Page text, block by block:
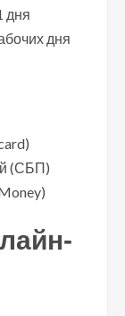
дня
дня
(СБП)